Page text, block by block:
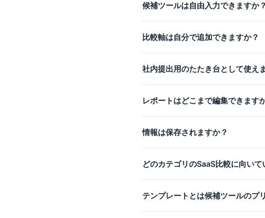
候補ツールは自由入力できますか？
比較軸は自分で追加できますか？
社内提出用のたたき台として使え
レポートはどこまで編集できます
情報は保存されますか？
どのカテゴリのSaaS比較に向いて
テンプレートとは候補ツールのプ